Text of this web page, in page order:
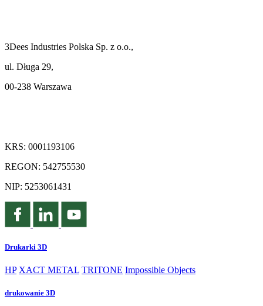
3Dees Industries Polska Sp. z o.o.,
ul. Długa 29,
00-238 Warszawa
KRS: 0001193106
REGON: 542755530
NIP: 5253061431
Drukarki 3D
HP XACT METAL TRITONE Impossible Objects
drukowanie 3D